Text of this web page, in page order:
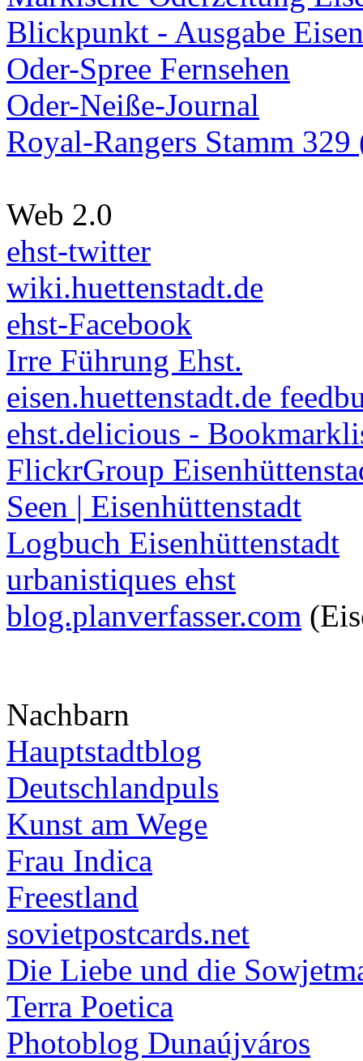
Blickpunkt - Ausgabe
Oder-Spree Fernsehen
Oder-Neiße-Journal
Royal-Rangers Stamm
Web 2.0
ehst-twitter
wiki.huettenstadt.de
ehst-Facebook
Irre Führung Ehst.
eisen.huettenstadt.de
ehst.delicious -
FlickrGroup
Seen | Eisenhüttenstadt
Logbuch Eisenhüttenstadt
urbanistiques ehst
blog.planverfasser.com
Nachbarn
Hauptstadtblog
Deutschlandpuls
Kunst am Wege
Frau Indica
Freestland
sovietpostcards.net
Die Liebe und die
Terra Poetica
Photoblog Dunaújváros